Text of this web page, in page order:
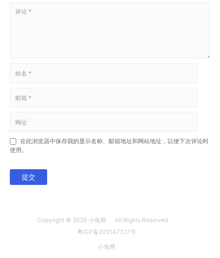
在此浏览器中保存我的显示名称、邮箱地址和网站地址，以便下次评论时
使用。
提交
Copyright © 2026 小兔网
All Rights Reserved
粤ICP备202147317号
小兔网